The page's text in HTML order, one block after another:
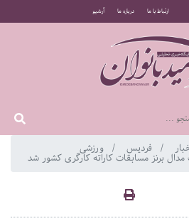
ارتباط با ما درباره ما آرشیو
فردیس ورزشی
برنز مسابقات کاراته کارگری کشور شد